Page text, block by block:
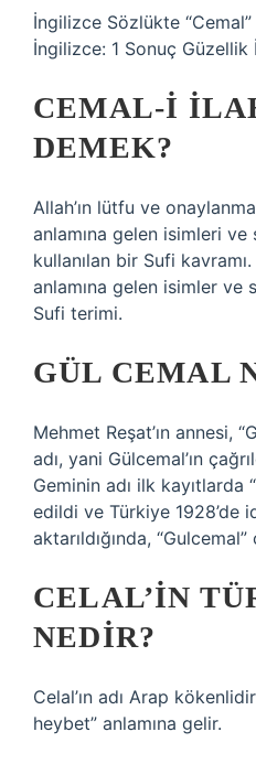
İngilizce Sözlükte
İngilizce: 1 Sonuç Güzellik
CEMAL-I
DEMEK?
Allah’ın lütfu ve
anlamına gelen isimleri
kullanılan bir Sufi
anlamına gelen isimler ve
Sufi terimi.
GÜL CEMAL
Mehmet Reşat’ın annesi,
adı, yani Gülcemal’ın
Geminin adı ilk kayıtlarda
edildi ve Türkiye 1928’de
aktarıldığında,
CELAL’IN
NEDIR?
Celal’ın adı Arap
heybet” anlamına gelir.